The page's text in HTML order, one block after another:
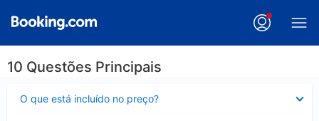
10 Questões Principais
O que está incluído no preço?
fechado